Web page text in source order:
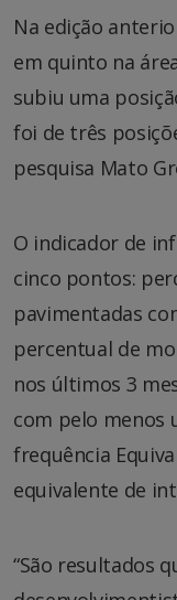
Na edição
em quinto na
subiu uma
foi de três
pesquisa Mato
O indicador de
cinco pontos:
pavimentadas
percentual de
nos últimos 3
com pelo menos
frequência
equivalente de
“São resultados